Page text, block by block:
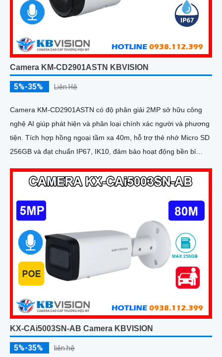
Camera KM-CD2901ASTN KBVISION
5%-35% Liên Hệ
Camera KM-CD2901ASTN có độ phân giải 2MP sở hữu công
nghệ AI giúp phát hiện và phân loại chính xác người và phương
tiện. Tích hợp hồng ngoại tầm xa 40m, hỗ trợ thẻ nhớ Micro SD
256GB và đạt chuẩn IP67, IK10, đảm bảo hoạt động bền bỉ
KX-CAi5003SN-AB Camera KBVISION
5%-35% liên hệ